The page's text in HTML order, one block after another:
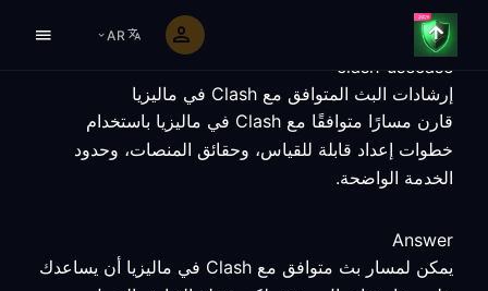
AR
clash-usecase
إرشادات البث المتوافق مع Clash في ماليزيا
قارن مسارًا متوافقًا مع Clash في ماليزيا باستخدام
خطوات إعداد قابلة للقياس، وحقائق المنصات، وحدود
الخدمة الواضحة.
Answer
يمكن لمسار بث متوافق مع Clash في ماليزيا أن يساعدك